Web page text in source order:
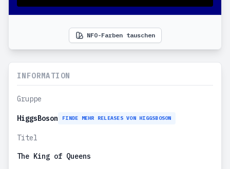
NFO-Farben tauschen
INFORMATION
Gruppe
HiggsBoson FINDE MEHR RELEASES VON HIGGSBOSON
Titel
The King of Queens